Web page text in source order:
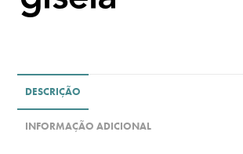
DESCRIÇÃO
INFORMAÇÃO ADICIONAL